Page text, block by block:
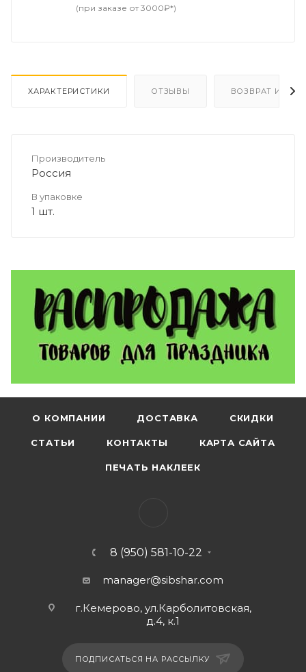
(при заказе от 3000₽*)
ХАРАКТЕРИСТИКИ ОТЗЫВЫ ВОЗВРАТ И
Производитель
Россия
В упаковке
1 шт.
О КОМПАНИИ ДОСТАВКА СКИДКИ
СТАТЬИ КОНТАКТЫ КАРТА САЙТА
ПЕЧАТЬ НАКЛЕЕК
8 (950) 581-10-22
manager@sibshar.com
г.Кемерово, ул.Карболитовская,
д.4, к.1
ПОДПИСАТЬСЯ НА РАССЫЛКУ